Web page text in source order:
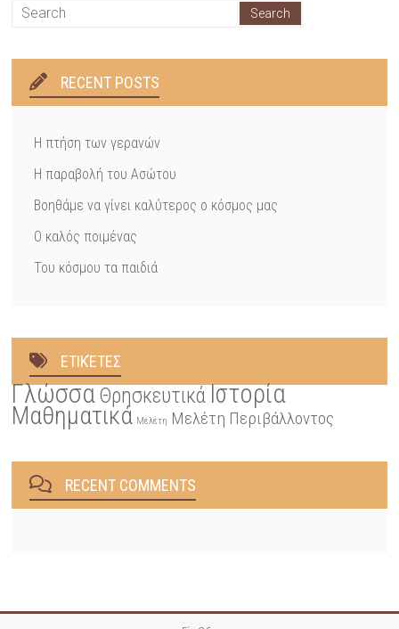
RECENT POSTS
Η πτήση των γερανών
Η παραβολή του Ασώτου
Βοηθάμε να γίνει καλύτερος ο κόσμος μας
Ο καλός ποιμένας
Του κόσμου τα παιδιά
ΕΤΙΚΈΤΕΣ
ΓλώσσαΘρησκευτικάΙστορία
Μαθηματικά Μελέτη Μελέτη Περιβάλλοντος
RECENT COMMENTS